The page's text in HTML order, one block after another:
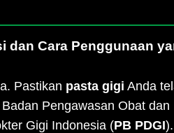
dan Cara Penggunaan
Pastikan pasta gigi Anda
Pengawasan Obat
Gigi Indonesia (PB PDGI